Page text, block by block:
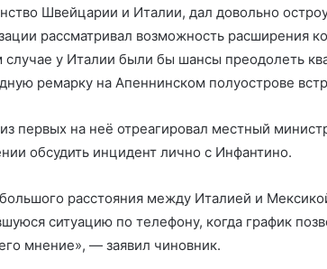
Швейцарии и Италии, дал довольно
рассматривал возможность расширения
случае у Италии были бы шансы преодолеть
ремарку на Апеннинском полуострове
первых на неё отреагировал местный
обсудить инцидент лично с Инфантино.
расстояния между Италией и
ситуацию по телефону, когда график
мнение», — заявил чиновник.